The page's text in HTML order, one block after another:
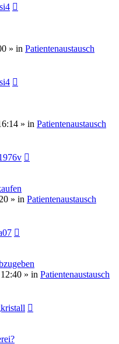
» in Patientenaustausch
» in Patientenaustausch
» in Patientenaustausch
» in Patientenaustausch